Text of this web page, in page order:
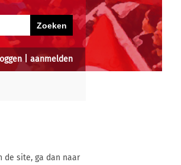
| aanmelden
de site, ga dan naar